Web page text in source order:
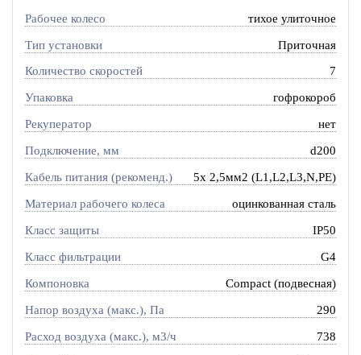
Рабочее колесо тихое улиточное
Тип установки Приточная
Количество скоростей 7
Упаковка гофрокороб
Рекуператор нет
Подключение, мм d200
Кабель питания (рекоменд.) 5х 2,5мм2 (L1,L2,L3,N,PE)
Материал рабочего колеса оцинкованная сталь
Класс защиты IP50
Класс фильтрации G4
Компоновка Compact (подвесная)
Напор воздуха (макс.), Па 290
Расход воздуха (макс.), м3/ч 738